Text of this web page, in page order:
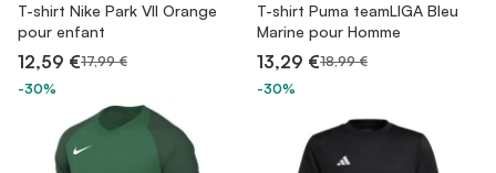
T-shirt Nike Park VII Orange
pour enfant
12,59 €17,99 €
-30%
T-shirt Puma teamLIGA Bleu
Marine pour Homme
13,29 €18,99 €
-30%